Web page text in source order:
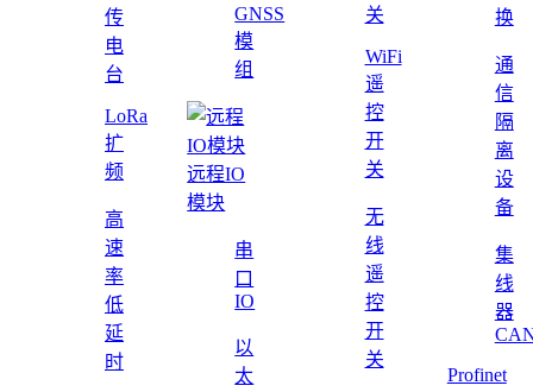
传
电
台
LoRa
扩
频
高
速
率
低
延
时
GNSS
模
组
远程IO
模块
串
口
IO
以
太
关
WiFi
遥
控
开
关
无
线
遥
控
开
关
换
通
信
隔
离
设
备
集
线
器
Profinet